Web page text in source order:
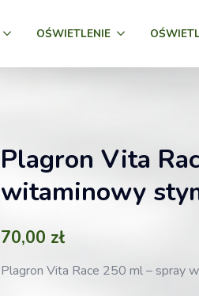
OŚWIETLENIE
Plagron Vita
witaminowy
70,00 zł
Plagron Vita Race 250 ml – spray